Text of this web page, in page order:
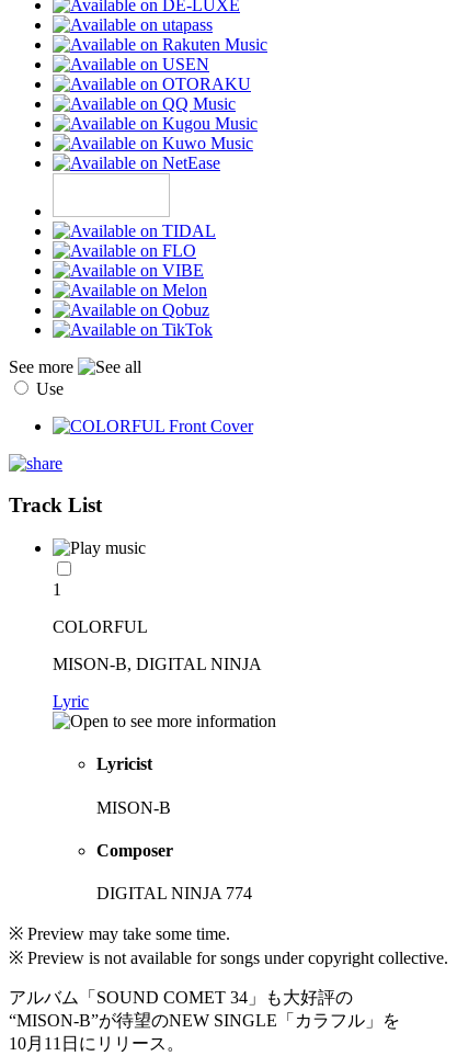
See more
Use
Track List
1
COLORFUL
MISON-B, DIGITAL NINJA
Lyric
Lyricist
MISON-B
Composer
DIGITAL NINJA 774
※ Preview may take some time.
※ Preview is not available for songs under copyright collective.
アルバム「SOUND COMET 34」も大好評の
“MISON-B”が待望のNEW SINGLE「カラフル」を
10月11日にリリース。